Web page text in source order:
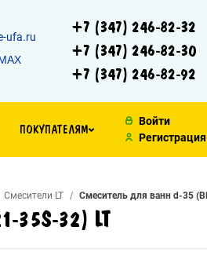
ufa.ru
+7 (347) 246-82-32
+7 (347) 246-82-30
+7 (347) 246-82-92
ПОКУПАТЕЛЯМ
Войти
Регистрация
Смесители LT Смеситель для ванн d-35
35S-32) LT